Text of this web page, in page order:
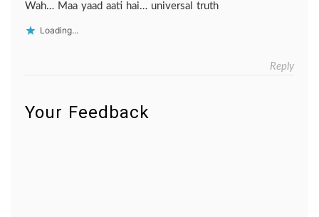
Wah… Maa yaad aati hai… universal truth
Loading...
Reply
Your Feedback